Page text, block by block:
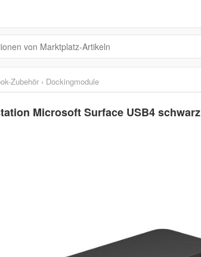
Zubehör › Dockingmodule
Microsoft Surface USB4 schwarz